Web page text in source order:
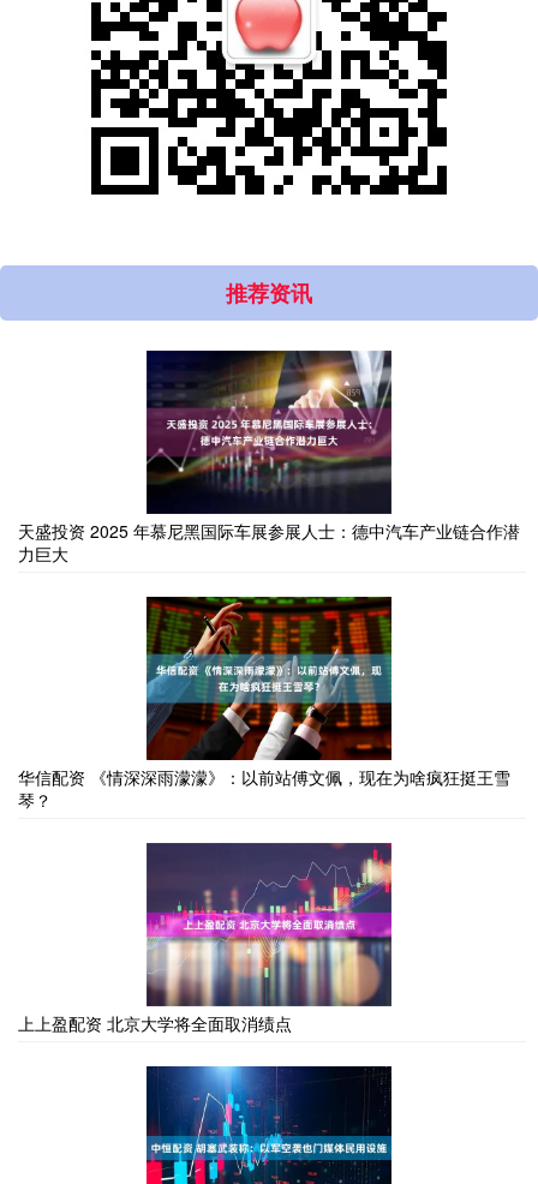
推荐资讯
天盛投资 2025 年慕尼黑国际车展参展人士：德中汽车产业链合作潜
力巨大
华信配资 《情深深雨濛濛》：以前站傅文佩，现在为啥疯狂挺王雪
琴？
上上盈配资 北京大学将全面取消绩点